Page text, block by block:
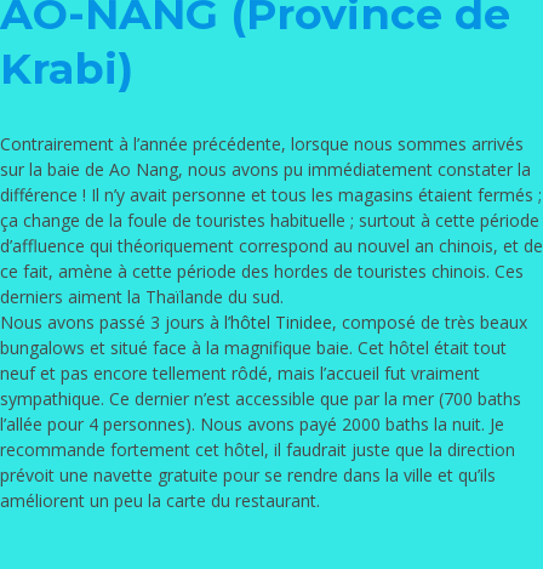
AO-NANG (Province de
Krabi)
Contrairement à l’année précédente, lorsque nous sommes arrivés
sur la baie de Ao Nang, nous avons pu immédiatement constater la
différence ! Il n’y avait personne et tous les magasins étaient fermés ;
ça change de la foule de touristes habituelle ; surtout à cette période
d’affluence qui théoriquement correspond au nouvel an chinois, et de
ce fait, amène à cette période des hordes de touristes chinois. Ces
derniers aiment la Thaïlande du sud.
Nous avons passé 3 jours à l’hôtel Tinidee, composé de très beaux
bungalows et situé face à la magnifique baie. Cet hôtel était tout
neuf et pas encore tellement rôdé, mais l’accueil fut vraiment
sympathique. Ce dernier n’est accessible que par la mer (700 baths
l’allée pour 4 personnes). Nous avons payé 2000 baths la nuit. Je
recommande fortement cet hôtel, il faudrait juste que la direction
prévoit une navette gratuite pour se rendre dans la ville et qu’ils
améliorent un peu la carte du restaurant.